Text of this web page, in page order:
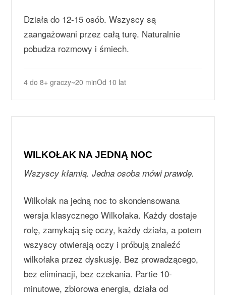
Działa do 12-15 osób. Wszyscy są
zaangażowani przez całą turę. Naturalnie
pobudza rozmowy i śmiech.
4 do 8+ graczy~20 minOd 10 lat
WILKOŁAK NA JEDNĄ NOC
Wszyscy kłamią. Jedna osoba mówi prawdę.
Wilkołak na jedną noc to skondensowana
wersja klasycznego Wilkołaka. Każdy dostaje
rolę, zamykają się oczy, każdy działa, a potem
wszyscy otwierają oczy i próbują znaleźć
wilkołaka przez dyskusję. Bez prowadzącego,
bez eliminacji, bez czekania. Partie 10-
minutowe, zbiorowa energia, działa od